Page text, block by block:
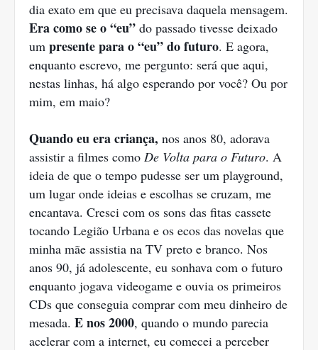
dia exato em que eu precisava daquela mensagem.
Era como se o “eu” do passado tivesse deixado
um presente para o “eu” do futuro. E agora,
enquanto escrevo, me pergunto: será que aqui,
nestas linhas, há algo esperando por você? Ou por
mim, em maio?
Quando eu era criança, nos anos 80, adorava
assistir a filmes como De Volta para o Futuro. A
ideia de que o tempo pudesse ser um playground,
um lugar onde ideias e escolhas se cruzam, me
encantava. Cresci com os sons das fitas cassete
tocando Legião Urbana e os ecos das novelas que
minha mãe assistia na TV preto e branco. Nos
anos 90, já adolescente, eu sonhava com o futuro
enquanto jogava videogame e ouvia os primeiros
CDs que conseguia comprar com meu dinheiro de
mesada. E nos 2000, quando o mundo parecia
acelerar com a internet, eu comecei a perceber